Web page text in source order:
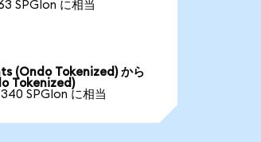
SPGIon に相当
(Ondo Tokenized) から
Tokenized)
SPGIon に相当